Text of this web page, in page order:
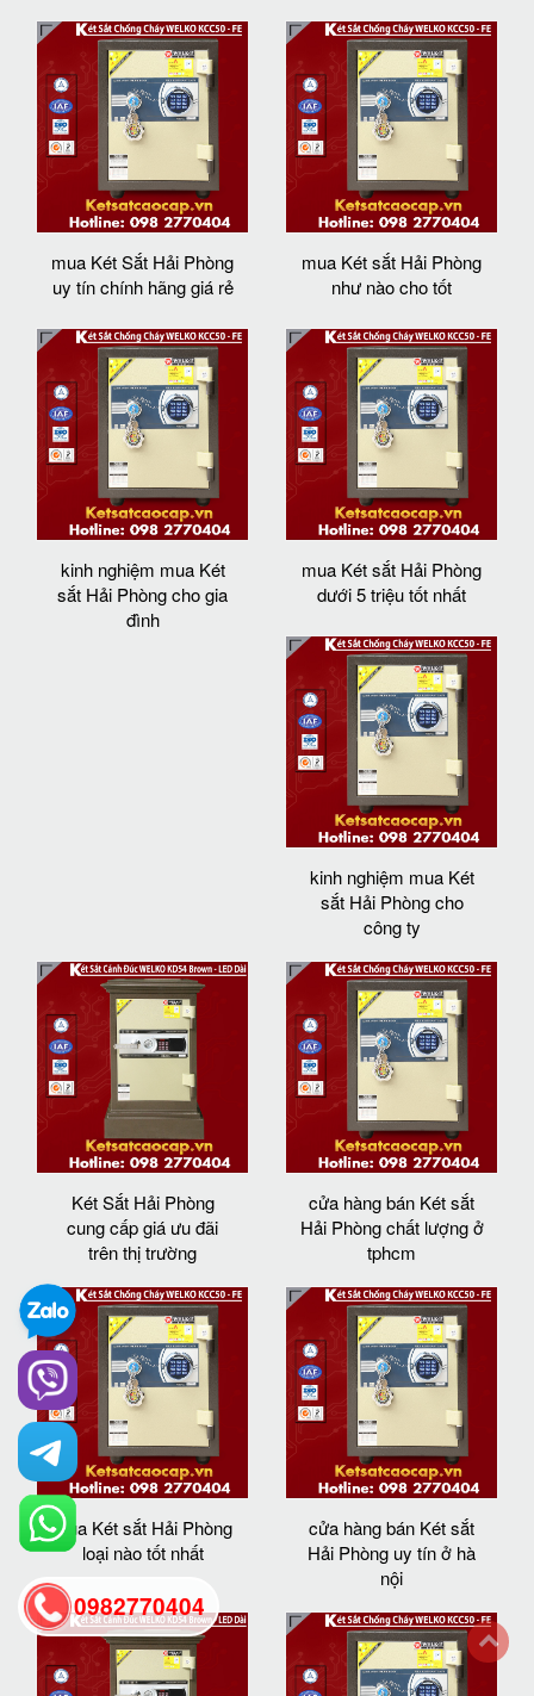
mua Két Sắt Hải Phòng
uy tín chính hãng giá rẻ
mua Két sắt Hải Phòng
như nào cho tốt
kinh nghiệm mua Két
sắt Hải Phòng cho gia
đình
mua Két sắt Hải Phòng
dưới 5 triệu tốt nhất
kinh nghiệm mua Két
sắt Hải Phòng cho
công ty
Két Sắt Hải Phòng
cung cấp giá ưu đãi
trên thị trường
cửa hàng bán Két sắt
Hải Phòng chất lượng ở
tphcm
mua Két sắt Hải Phòng
loại nào tốt nhất
cửa hàng bán Két sắt
Hải Phòng uy tín ở hà
nội
0982770404